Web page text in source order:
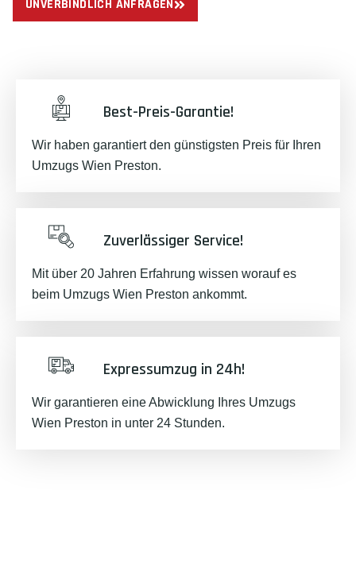
UNVERBINDLICH ANFRAGEN
Best-Preis-Garantie!
Wir haben garantiert den günstigsten Preis für Ihren
Umzugs Wien Preston.
Zuverlässiger Service!
Mit über 20 Jahren Erfahrung wissen worauf es
beim Umzugs Wien Preston ankommt.
Expressumzug in 24h!
Wir garantieren eine Abwicklung Ihres Umzugs
Wien Preston in unter 24 Stunden.